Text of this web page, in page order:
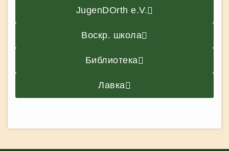
JugenDOrth e.V.
Воскр. школа
Библиотека
Лавка